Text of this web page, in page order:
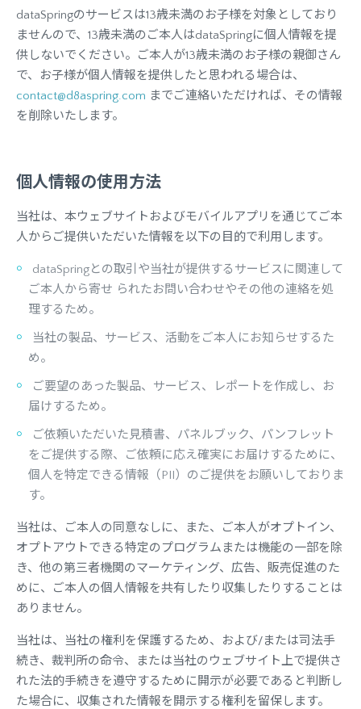
dataSpringのサービスは13歳未満のお子様を対象としており
ませんので、13歳未満のご本人はdataSpringに個人情報を提
供しないでください。ご本人が13歳未満のお子様の親御さん
で、お子様が個人情報を提供したと思われる場合は、
contact@d8aspring.com までご連絡いただければ、その情報
を削除いたします。
個人情報の使用方法
当社は、本ウェブサイトおよびモバイルアプリを通じてご本
人からご提供いただいた情報を以下の目的で利用します。
dataSpringとの取引や当社が提供するサービスに関連して
ご本人から寄せ られたお問い合わせやその他の連絡を処
理するため。
当社の製品、サービス、活動をご本人にお知らせするた
め。
ご要望のあった製品、サービス、レポートを作成し、お
届けするため。
ご依頼いただいた見積書、パネルブック、パンフレット
をご提供する際、ご依頼に応え確実にお届けするために、
個人を特定できる情報（PII）のご提供をお願いしておりま
す。
当社は、ご本人の同意なしに、また、ご本人がオプトイン、
オプトアウトできる特定のプログラムまたは機能の一部を除
き、他の第三者機関のマーケティング、広告、販売促進のた
めに、ご本人の個人情報を共有したり収集したりすることは
ありません。
当社は、当社の権利を保護するため、および/または司法手
続き、裁判所の命令、または当社のウェブサイト上で提供さ
れた法的手続きを遵守するために開示が必要であると判断し
た場合に、収集された情報を開示する権利を留保します。